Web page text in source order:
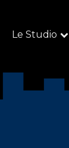
Le Studio